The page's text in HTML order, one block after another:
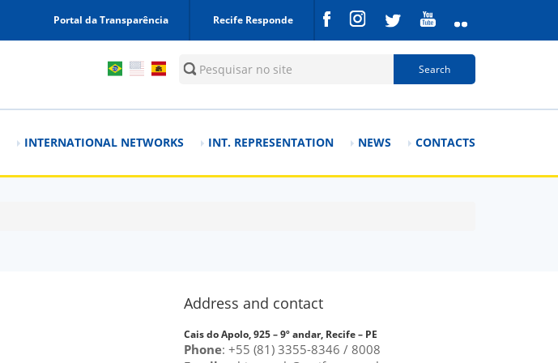
Portal da Transparência
Recife Responde
Search form
Search
INTERNATIONAL NETWORKS INT. REPRESENTATION NEWS CONTACTS
Address and contact
Cais do Apolo, 925 – 9º andar, Recife – PE
Phone: +55 (81) 3355-8346 / 8008